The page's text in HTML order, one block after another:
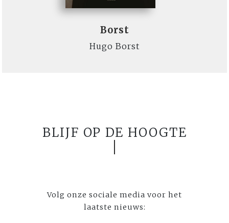
Borst
Hugo Borst
BLIJF OP DE HOOGTE
Volg onze sociale media voor het
laatste nieuws: